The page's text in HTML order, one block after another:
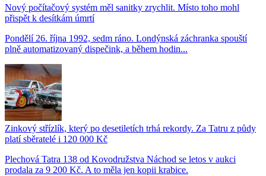
Nový počítačový systém měl sanitky zrychlit. Místo toho mohl
přispět k desítkám úmrtí
Pondělí 26. října 1992, sedm ráno. Londýnská záchranka spouští
plně automatizovaný dispečink, a během hodin...
Zinkový střízlík, který po desetiletích trhá rekordy. Za Tatru z půdy
platí sběratelé i 120 000 Kč
Plechová Tatra 138 od Kovodružstva Náchod se letos v aukci
prodala za 9 200 Kč. A to měla jen kopii krabice.